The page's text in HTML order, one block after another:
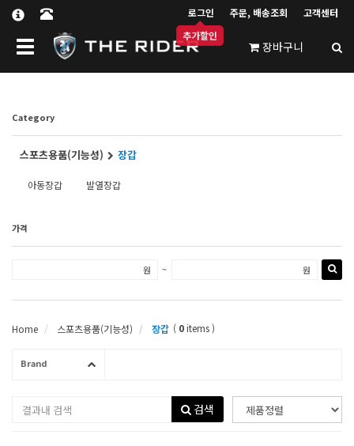
추가할인
로그인 주문, 배송조회 고객센터
Toggle
navigation
장바구니
Category
스포츠용품(기능성) 장갑
아동장갑 발열장갑
가격
원 ~ 원
Home 스포츠용품(기능성) 장갑 ( 0items )
Brand
검색